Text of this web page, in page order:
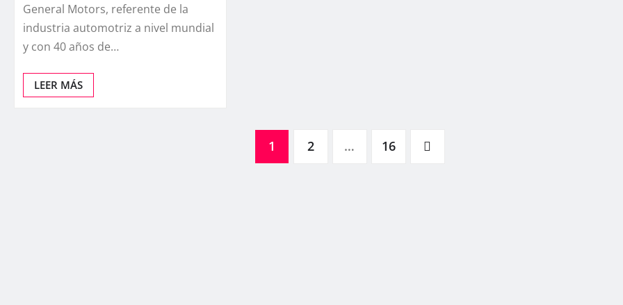
General Motors, referente de la
industria automotriz a nivel mundial
y con 40 años de…
LEER MÁS
1 2 … 16